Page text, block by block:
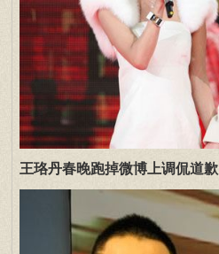
王珞丹春晚跑掉微博上调侃道歉